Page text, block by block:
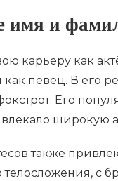
имя и
карьеру как
как певец. В его
Его
широкую
также
телосложения,